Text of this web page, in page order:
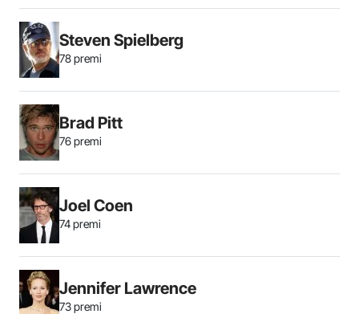
Steven Spielberg
78 premi
Brad Pitt
76 premi
Joel Coen
74 premi
Jennifer Lawrence
73 premi